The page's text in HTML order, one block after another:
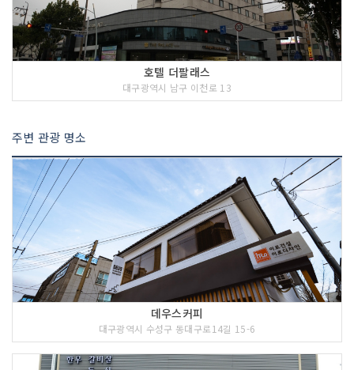
호텔 더팔래스
대구광역시 남구 이천로 13
주변 관광 명소
데우스커피
대구광역시 수성구 동대구로14길 15-6